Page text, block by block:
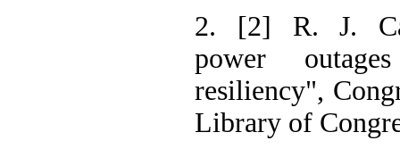
2. [2] R. J.
power
resiliency",
Library of